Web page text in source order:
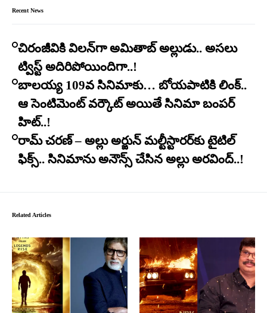
Recent News
చిరంజీవికి విలన్‌గా అమితాబ్ అల్లుడు.. అసలు
ట్విస్ట్ అదిరిపోయిందిగా..!
బాలయ్య 109వ సినిమాకు… బోయపాటికి లింక్..
ఆ సెంటిమెంట్ వర్కౌట్ అయితే సినిమా బంపర్
హిట్..!
రామ్ చరణ్ – అల్లు అర్జున్ మల్టీస్టారర్​కు టైటిల్
ఫిక్స్.. సినిమాను అనౌన్స్ చేసిన అల్లు అరవింద్..!
Related Articles